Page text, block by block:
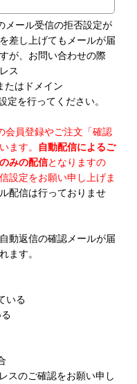
メール受信の拒否設定が
差し上げてもメールが届
が、お問い合わせの際
ス
たはドメイン
定を行ってください。
会員登録やご注文「確認
ます。
自動配信によるご
みの配信となりますの
設定をお願い申し上げま
配信は行っておりませ
動返信の確認メールが届
ます。
いる
スのご確認をお願い申し